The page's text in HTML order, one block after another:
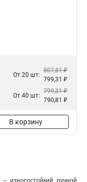
От 20 шт:
807,81 ₽
799,31 ₽
От 40 шт:
799,31 ₽
790,81 ₽
В корзину
– износостойкий ручной